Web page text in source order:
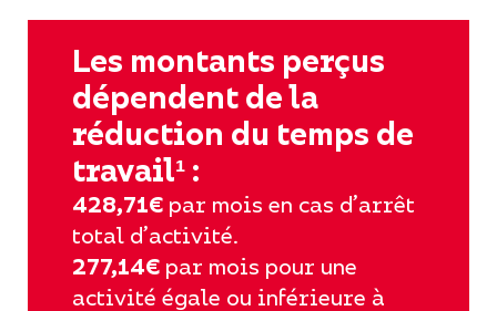
Les montants perçus
dépendent de la
réduction du temps de
travail¹ :
428,71€ par mois en cas d’arrêt
total d’activité.
277,14€ par mois pour une
activité égale ou inférieure à